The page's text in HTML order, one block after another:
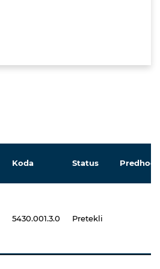
Koda Status
5430.001.3.0 Pretekli